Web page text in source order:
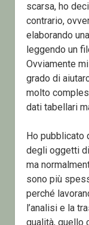
scarsa, ho
contrario,
elaborando
leggendo un
Ovviamente
grado di
molto
dati tabellari
Ho pubblicato
degli oggetti
ma
sono più
perché
l’analisi e la
qualità, quello